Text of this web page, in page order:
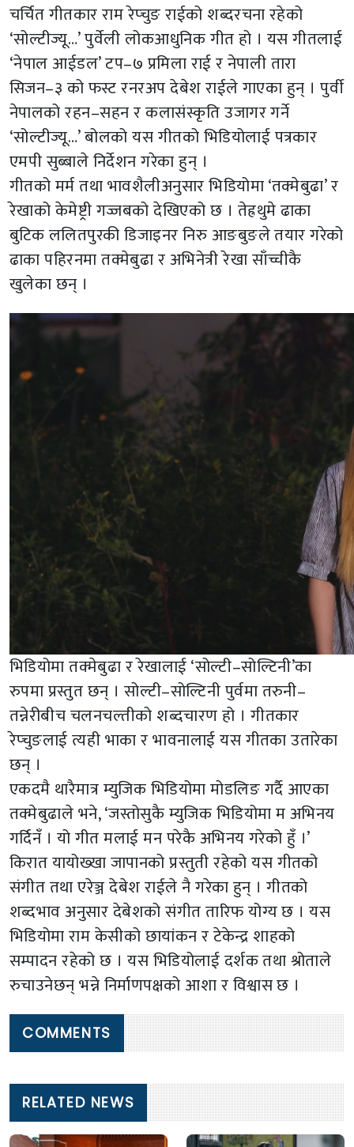
चर्चित गीतकार राम रेप्चुङ राईको शब्दरचना रहेको
‘सोल्टीज्यू…’ पुर्वेली लोकआधुनिक गीत हो । यस गीतलाई
‘नेपाल आईडल’ टप–७ प्रमिला राई र नेपाली तारा
सिजन–३ को फस्ट रनरअप देबेश राईले गाएका हुन् । पुर्वी
नेपालको रहन–सहन र कलासंस्कृति उजागर गर्ने
‘सोल्टीज्यू…’ बोलको यस गीतको भिडियोलाई पत्रकार
एमपी सुब्बाले निर्देशन गरेका हुन् ।
गीतको मर्म तथा भावशैलीअनुसार भिडियोमा ‘तक्मेबुढा’ र
रेखाको केमेष्ट्री गज्जबको देखिएको छ । तेह्रथुमे ढाका
बुटिक ललितपुरकी डिजाइनर निरु आङबुङले तयार गरेको
ढाका पहिरनमा तक्मेबुढा र अभिनेत्री रेखा साँच्चीकै
खुलेका छन् ।
भिडियोमा तक्मेबुढा र रेखालाई ‘सोल्टी–सोल्टिनी’का
रुपमा प्रस्तुत छन् । सोल्टी–सोल्टिनी पुर्वमा तरुनी–
तन्नेरीबीच चलनचल्तीको शब्दचारण हो । गीतकार
रेप्चुङलाई त्यही भाका र भावनालाई यस गीतका उतारेका
छन् ।
एकदमै थारैमात्र म्युजिक भिडियोमा मोडलिङ गर्दै आएका
तक्मेबुढाले भने, ‘जस्तोसुकै म्युजिक भिडियोमा म अभिनय
गर्दिनँ । यो गीत मलाई मन परेकै अभिनय गरेको हुँ ।’
किरात यायोख्खा जापानको प्रस्तुती रहेको यस गीतको
संगीत तथा एरेञ्ज देबेश राईले नै गरेका हुन् । गीतको
शब्दभाव अनुसार देबेशको संगीत तारिफ योग्य छ । यस
भिडियोमा राम केसीको छायांकन र टेकेन्द्र शाहको
सम्पादन रहेको छ । यस भिडियोलाई दर्शक तथा श्रोताले
रुचाउनेछन् भन्ने निर्माणपक्षको आशा र विश्वास छ ।
COMMENTS
RELATED NEWS